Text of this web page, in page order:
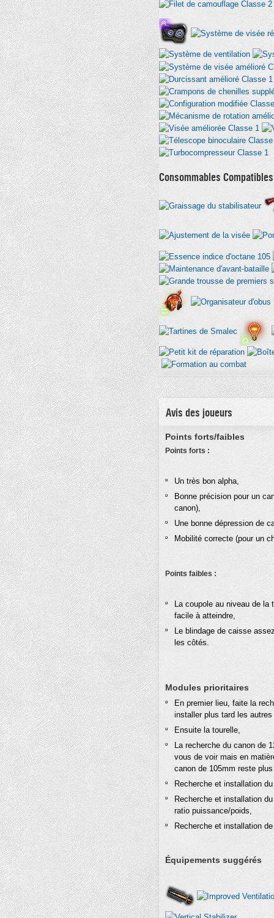
Consommables Compatibles
Avis des joueurs
Points forts/faibles
Points forts :
Un très bon alpha,
Bonne précision pour un
canon),
Une bonne dépression de
Mobilité correcte (pour un
Points faibles :
La coupole au niveau de
facile à atteindre,
Le blindage de caisse
les côtés.
Modules prioritaires
En premier lieu, faite la
installer plus tard les
Ensuite la tourelle,
La recherche du canon de
vous de voir mais en
canon de 105mm reste
Recherche et installation
Recherche et installation
ratio puissance/poids,
Recherche et installation
Équipements suggérés